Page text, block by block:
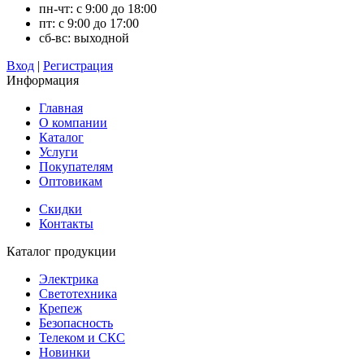
пн-чт: с 9:00 до 18:00
пт: с 9:00 до 17:00
сб-вс: выходной
Вход | Регистрация
Информация
Главная
О компании
Каталог
Услуги
Покупателям
Оптовикам
Скидки
Контакты
Каталог продукции
Электрика
Светотехника
Крепеж
Безопасность
Телеком и СКС
Новинки